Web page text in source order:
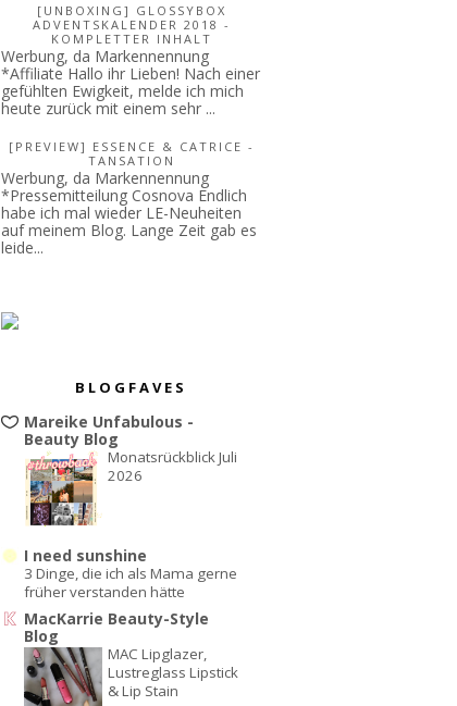
[UNBOXING] GLOSSYBOX
ADVENTSKALENDER 2018 -
KOMPLETTER INHALT
Werbung, da Markennennung
*Affiliate Hallo ihr Lieben! Nach einer
gefühlten Ewigkeit, melde ich mich
heute zurück mit einem sehr ...
[PREVIEW] ESSENCE & CATRICE -
TANSATION
Werbung, da Markennennung
*Pressemitteilung Cosnova Endlich
habe ich mal wieder LE-Neuheiten
auf meinem Blog. Lange Zeit gab es
leide...
BLOGFAVES
Mareike Unfabulous -
Beauty Blog
Monatsrückblick Juli
2026
I need sunshine
3 Dinge, die ich als Mama gerne
früher verstanden hätte
MacKarrie Beauty-Style
Blog
MAC Lipglazer,
Lustreglass Lipstick
& Lip Stain